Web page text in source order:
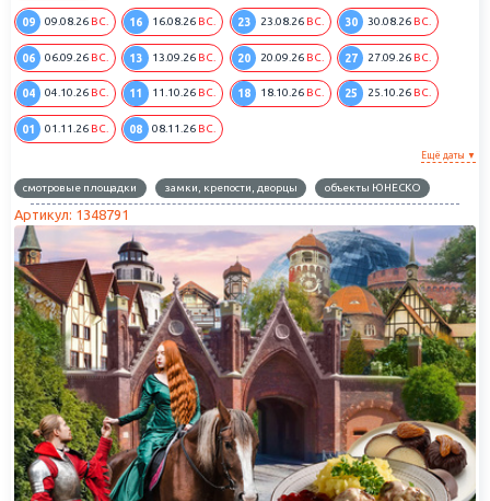
09 09.08.26 ВС. 16 16.08.26 ВС. 23 23.08.26 ВС. 30 30.08.26 ВС.
06 06.09.26 ВС. 13 13.09.26 ВС. 20 20.09.26 ВС. 27 27.09.26 ВС.
04 04.10.26 ВС. 11 11.10.26 ВС. 18 18.10.26 ВС. 25 25.10.26 ВС.
01 01.11.26 ВС. 08 08.11.26 ВС.
Ещё даты ▼
смотровые площадки замки, крепости, дворцы объекты ЮНЕСКО
Артикул: 1348791